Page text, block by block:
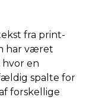
fra print-
har været
en
spalte for
forskellige